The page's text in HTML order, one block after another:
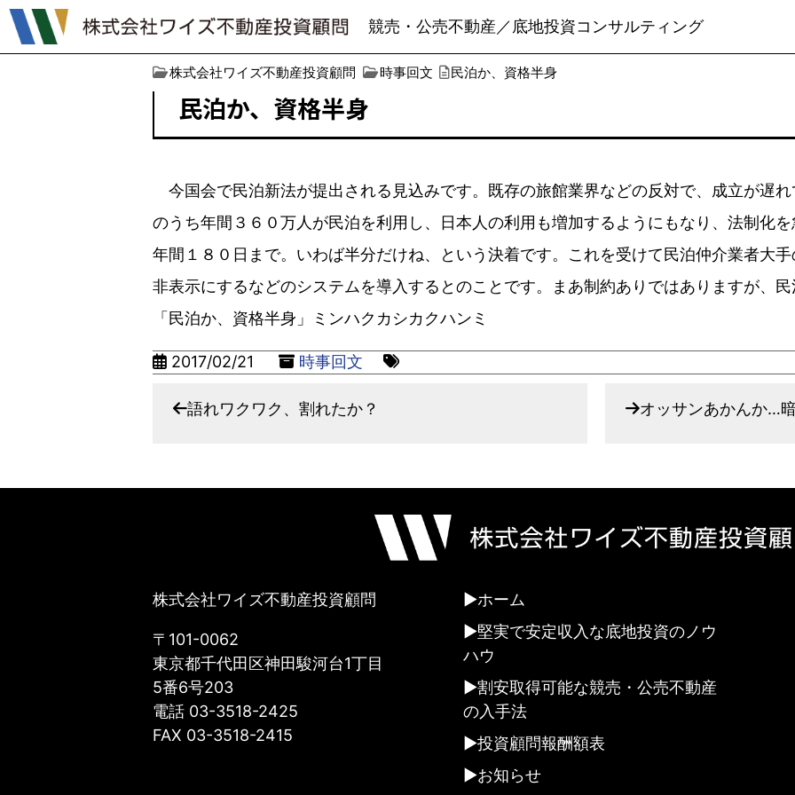
競売・公売不動産／底地投資コンサルティング
株式会社ワイズ不動産投資顧問 時事回文 民泊か、資格半身
民泊か、資格半身
今国会で民泊新法が提出される見込みです。既存の旅館業界などの反対で、成立が遅
のうち年間３６０万人が民泊を利用し、日本人の利用も増加するようにもなり、法制化
年間１８０日まで。いわば半分だけね、という決着です。これを受けて民泊仲介業者大
非表示にするなどのシステムを導入するとのことです。まあ制約ありではありますが、
「民泊か、資格半身」ミンハクカシカクハンミ
2017/02/21 時事回文
語れワクワク、割れたか？ オッサンあかんか…
株式会社ワイズ不動産投資顧問
〒101-0062
東京都千代田区神田駿河台1丁目
5番6号203
電話 03-3518-2425
FAX 03-3518-2415
ホーム
堅実で安定収入な底地投資のノウ
ハウ
割安取得可能な競売・公売不動産
の入手法
投資顧問報酬額表
お知らせ